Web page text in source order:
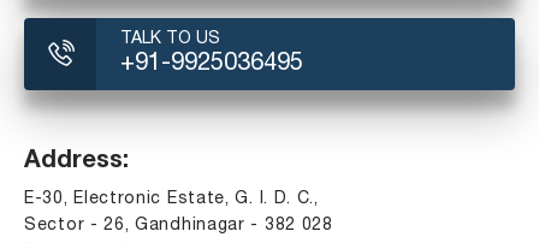
TALK TO US
+91-9925036495
Address:
E-30, Electronic Estate, G. I. D. C.,
Sector - 26, Gandhinagar - 382 028